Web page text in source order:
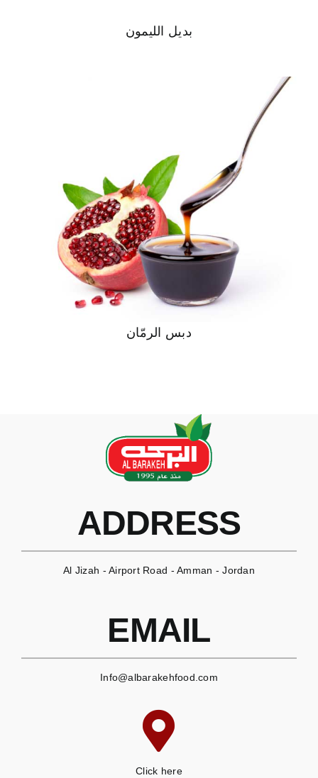
بديل الليمون
دبس الرمّان
ADDRESS
Al Jizah - Airport Road - Amman - Jordan
EMAIL
Info@albarakehfood.com
Click here